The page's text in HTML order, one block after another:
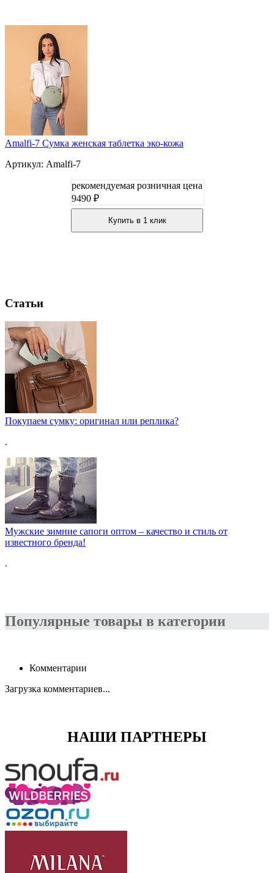
Amalfi-7 Сумка женская таблетка эко-кожа
Артикул: Amalfi-7
рекомендуемая розничная цена
9490 ₽
Купить в 1 клик
Статьи
Покупаем сумку: оригинал или реплика?
.
Мужские зимние сапоги оптом – качество и стиль от
известного бренда!
.
Популярные товары в категории
Комментарии
Загрузка комментариев...
НАШИ ПАРТНЕРЫ